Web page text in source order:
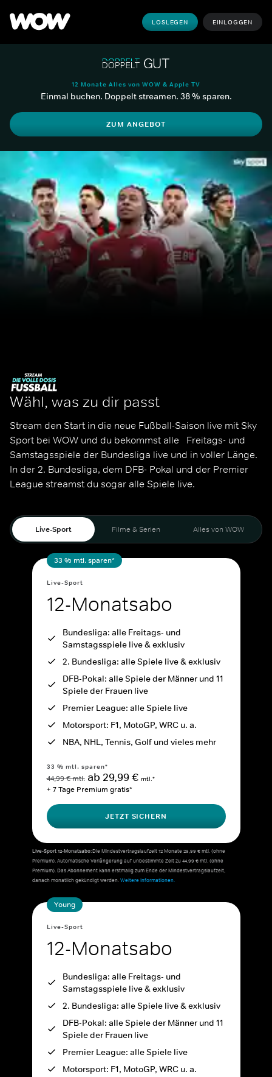
LOSLEGEN EINLOGGEN
12 Monate Alles von WOW & Apple TV
Einmal buchen. Doppelt streamen. 38 % sparen.
ZUM ANGEBOT
Wähl, was zu dir passt
Stream den Start in die neue Fußball-Saison live mit Sky
Sport bei WOW und du bekommst alle   Freitags- und
Samstagsspiele der Bundesliga live und in voller Länge.
In der 2. Bundesliga, dem DFB- Pokal und der Premier
League streamst du sogar alle Spiele live.
Live-Sport Filme & Serien Alles von WOW
33 % mtl. sparen*
Live-Sport
12-Monatsabo
Bundesliga: alle Freitags- und
Samstagsspiele live & exklusiv
2. Bundesliga: alle Spiele live & exklusiv
DFB-Pokal: alle Spiele der Männer und 11
Spiele der Frauen live
Premier League: alle Spiele live
Motorsport: F1, MotoGP, WRC u. a.
NBA, NHL, Tennis, Golf und vieles mehr
33 % mtl. sparen*
44,99 € mtl. ab 29,99 € mtl.*
+ 7 Tage Premium gratis*
JETZT SICHERN
Live-Sport 12-Monatsabo:Die Mindestvertragslaufzeit 12 Monate 29,99 € mtl. (ohne
Premium). Automatische Verlängerung auf unbestimmte Zeit zu 44,99 € mtl. (ohne
Premium). Das Abonnement kann erstmalig zum Ende der Mindestvertragslaufzeit,
danach monatlich gekündigt werden.Weitere Informationen.
Young
Live-Sport
12-Monatsabo
Bundesliga: alle Freitags- und
Samstagsspiele live & exklusiv
2. Bundesliga: alle Spiele live & exklusiv
DFB-Pokal: alle Spiele der Männer und 11
Spiele der Frauen live
Premier League: alle Spiele live
Motorsport: F1, MotoGP, WRC u. a.